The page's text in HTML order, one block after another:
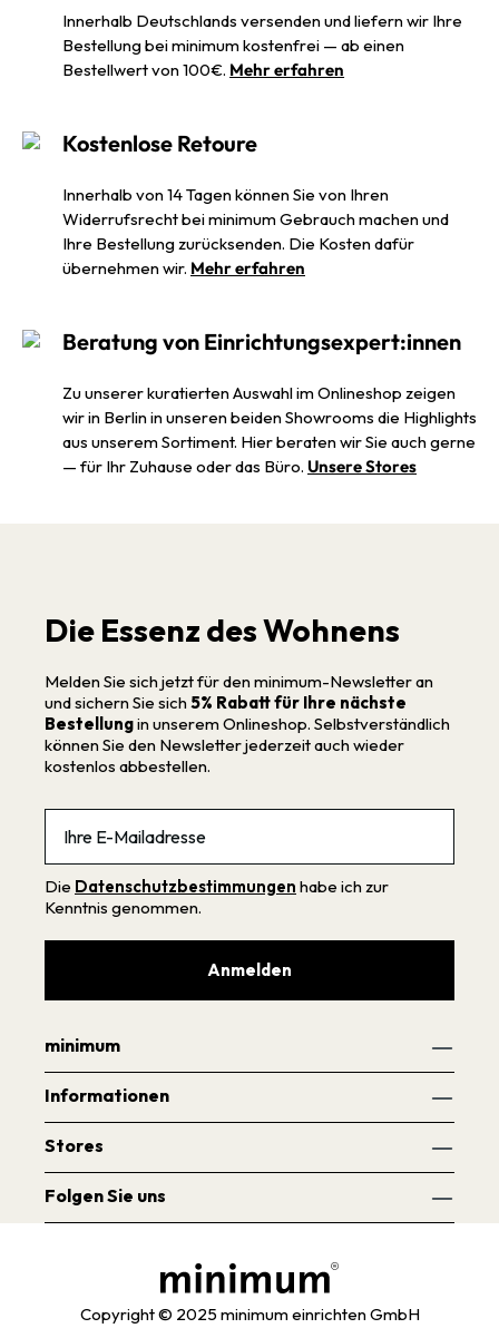
Innerhalb Deutschlands versenden und liefern wir Ihre
Bestellung bei minimum kostenfrei — ab einen
Bestellwert von 100€. Mehr erfahren
Kostenlose Retoure
Innerhalb von 14 Tagen können Sie von Ihren
Widerrufsrecht bei minimum Gebrauch machen und
Ihre Bestellung zurücksenden. Die Kosten dafür
übernehmen wir. Mehr erfahren
Beratung von Einrichtungsexpert:innen
Zu unserer kuratierten Auswahl im Onlineshop zeigen
wir in Berlin in unseren beiden Showrooms die Highlights
aus unserem Sortiment. Hier beraten wir Sie auch gerne
— für Ihr Zuhause oder das Büro. Unsere Stores
Die Essenz des Wohnens
Melden Sie sich jetzt für den minimum-Newsletter an
und sichern Sie sich 5% Rabatt für Ihre nächste
Bestellungin unserem Onlineshop. Selbstverständlich
können Sie den Newsletter jederzeit auch wieder
kostenlos abbestellen.
Die Datenschutzbestimmungen habe ich zur
Kenntnis genommen.
Anmelden
minimum
Informationen
Stores
Folgen Sie uns
Copyright © 2025 minimum einrichten GmbH